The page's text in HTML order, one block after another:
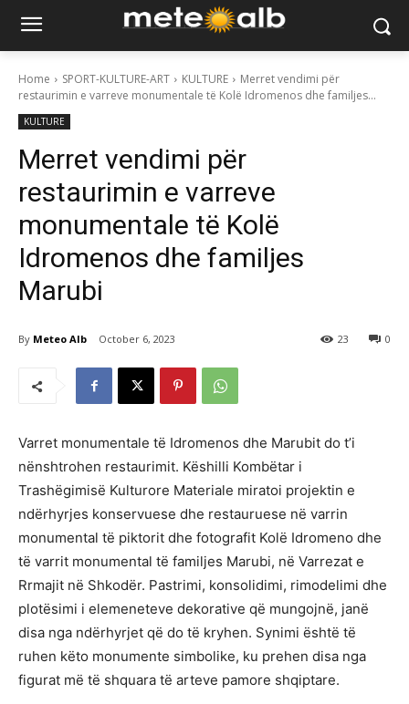
Home SPORT-KULTURE-ART KULTURE
Merret vendimi për
restaurimin e varreve monumentale të Kolë Idromenos dhe familjes...
KULTURE
Merret vendimi për
restaurimin e varreve
monumentale të Kolë
Idromenos dhe familjes
Marubi
By Meteo Alb October 6, 2023 0
23
Varret monumentale të Idromenos dhe Marubit do t’i
nënshtrohen restaurimit. Këshilli Kombëtar i
Trashëgimisë Kulturore Materiale miratoi projektin e
ndërhyrjes konservuese dhe restauruese në varrin
monumental të piktorit dhe fotografit Kolë Idromeno dhe
të varrit monumental të familjes Marubi, në Varrezat e
Rrmajit në Shkodër. Pastrimi, konsolidimi, rimodelimi dhe
plotësimi i elemeneteve dekorative që mungojnë, janë
disa nga ndërhyrjet që do të kryhen. Synimi është të
ruhen këto monumente simbolike, ku prehen disa nga
figurat më të shquara të arteve pamore shqiptare.